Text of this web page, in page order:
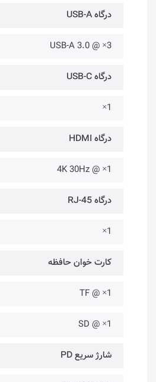
درگاه USB-A
USB-A 3.0 @ ×3
درگاه USB-C
1×
درگاه HDMI
4K 30Hz @ ×1
درگاه RJ-45
1×
کارت خوان حافظه‌
TF @ ×1
SD @ ×1
شارژ سریع PD